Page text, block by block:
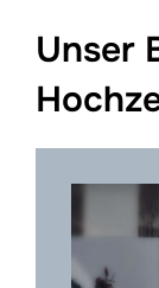
Unser